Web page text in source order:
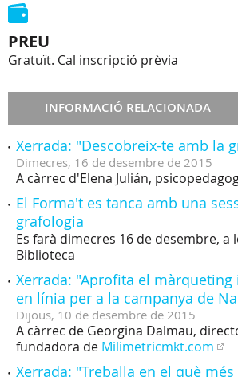
PREU
Gratuït. Cal inscripció prèvia
INFORMACIÓ RELACIONADA
Xerrada: "Descobreix-te amb la
Dimecres, 16 de desembre de 2015
A càrrec d'Elena Julián,
El Forma't es tanca amb una
grafologia
Es farà dimecres 16 de desembre, a
Biblioteca
Xerrada: "Aprofita el
en línia per a la campanya de
Dijous, 10 de desembre de 2015
A càrrec de Georgina Dalmau,
fundadora de Milimetricmkt.com
Xerrada: "Treballa en el què més